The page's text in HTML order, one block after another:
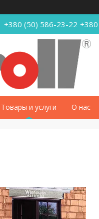
+380 (50) 586-23-22
Товары и услуги О нас